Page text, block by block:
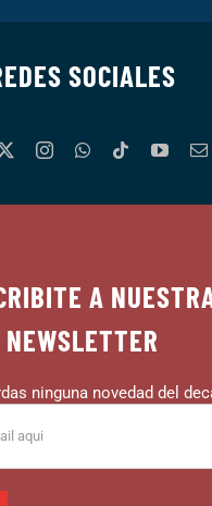
SOCIALES
A
NEWSLETTER
ninguna novedad del